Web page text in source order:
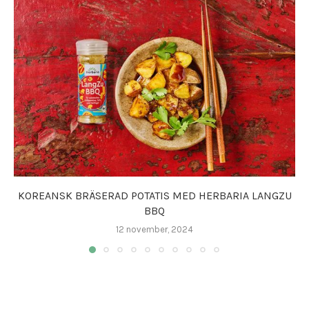
KOREANSK BRÄSERAD POTATIS MED HERBARIA LANGZU
BBQ
12 november, 2024